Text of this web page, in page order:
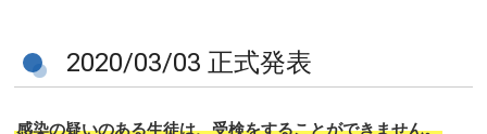
2020/03/03 正式発表
感染の疑いのある生徒は、受検をすることができません。